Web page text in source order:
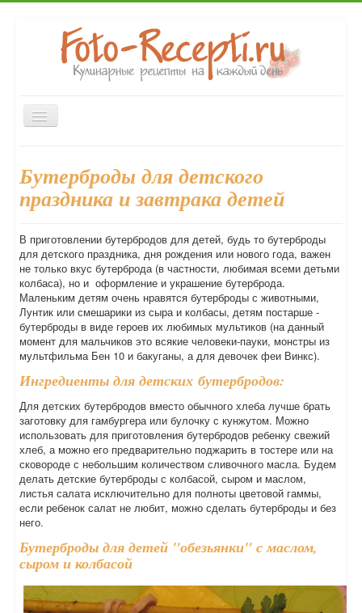
Включить/
выключить
Десерты
Выпечка Напитки
Консервирование
Форум
Бутерброды для детского
праздника и завтрака детей
В приготовлении бутербродов для детей, будь то бутерброды
для детского праздника, дня рождения или нового года, важен
не только вкус бутерброда (в частности, любимая всеми детьми
колбаса), но и оформление и украшение бутерброда.
Маленьким детям очень нравятся бутерброды с животными,
Лунтик или смешарики из сыра и колбасы, детям постарше -
бутерброды в виде героев их любимых мультиков (на данный
момент для мальчиков это всякие человеки-пауки, монстры из
мультфильма Бен 10 и бакуганы, а для девочек феи Винкс).
Ингредиенты для детских бутербродов:
Для детских бутербродов вместо обычного хлеба лучше брать
заготовку для гамбургера или булочку с кунжутом. Можно
использовать для приготовления бутербродов ребенку свежий
хлеб, а можно его предварительно поджарить в тостере или на
сковороде с небольшим количеством сливочного масла. Будем
делать детские бутерброды с колбасой, сыром и маслом,
листья салата исключительно для полноты цветовой гаммы,
если ребенок салат не любит, можно сделать бутерброды и без
него.
Бутерброды для детей "обезьянки" с маслом,
сыром и колбасой